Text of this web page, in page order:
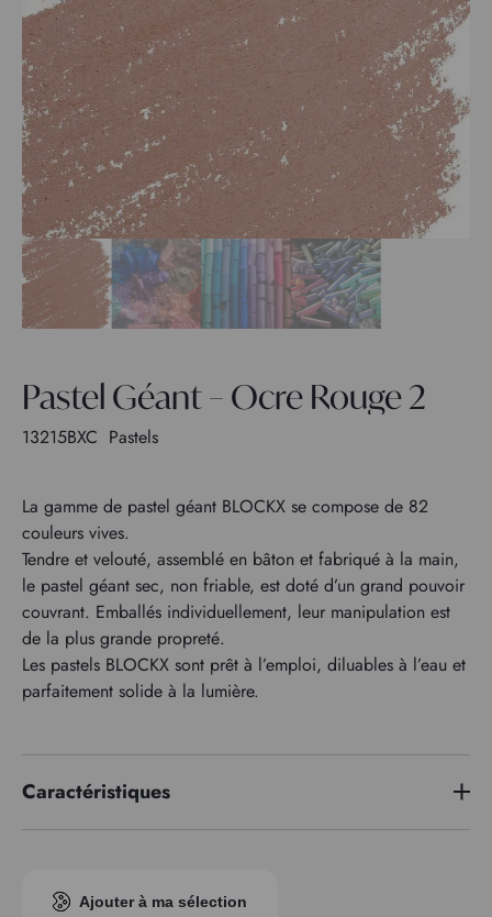
Pastel Géant – Ocre Rouge 2
13215BXC Pastels
La gamme de pastel géant BLOCKX se compose de 82
couleurs vives.
Tendre et velouté, assemblé en bâton et fabriqué à la main,
le pastel géant sec, non friable, est doté d’un grand pouvoir
couvrant. Emballés individuellement, leur manipulation est
de la plus grande propreté.
Les pastels BLOCKX sont prêt à l’emploi, diluables à l’eau et
parfaitement solide à la lumière.
Caractéristiques
Ajouter à ma sélection